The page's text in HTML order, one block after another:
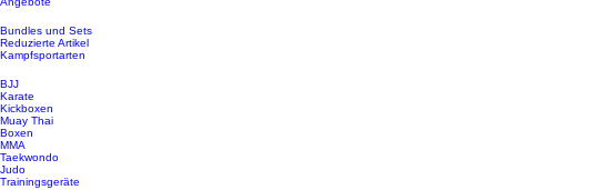
Bundles und Sets
Reduzierte Artikel
Kampfsportarten
BJJ
Karate
Kickboxen
Muay Thai
Boxen
MMA
Taekwondo
Judo
Trainingsgeräte